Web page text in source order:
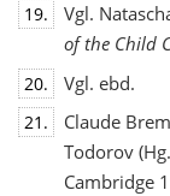
19. Vgl.
of the Child
20. Vgl. ebd.
21.
Claude
Todorov
Cambridge